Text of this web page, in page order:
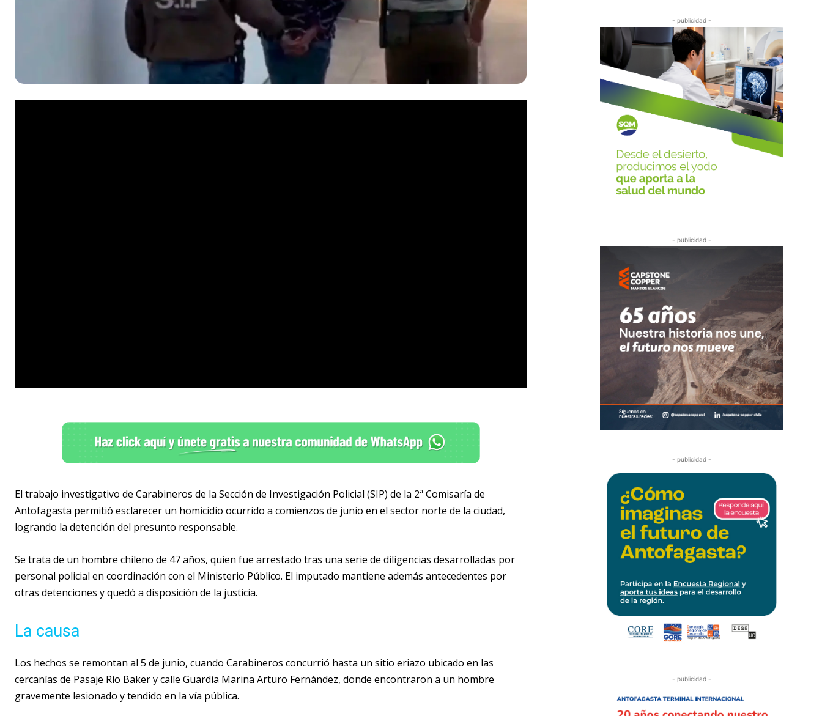
El trabajo investigativo de Carabineros de la Sección de Investigación Policial (SIP) de la 2ª Comisaría de
Antofagasta permitió esclarecer un homicidio ocurrido a comienzos de junio en el sector norte de la ciudad,
logrando la detención del presunto responsable.
Se trata de un hombre chileno de 47 años, quien fue arrestado tras una serie de diligencias desarrolladas por
personal policial en coordinación con el Ministerio Público. El imputado mantiene además antecedentes por
otras detenciones y quedó a disposición de la justicia.
La causa
Los hechos se remontan al 5 de junio, cuando Carabineros concurrió hasta un sitio eriazo ubicado en las
cercanías de Pasaje Río Baker y calle Guardia Marina Arturo Fernández, donde encontraron a un hombre
gravemente lesionado y tendido en la vía pública.
- publicidad -
- publicidad -
- publicidad -
- publicidad -